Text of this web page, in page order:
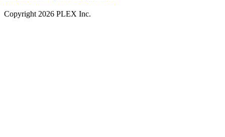
Copyright 2026 PLEX Inc.